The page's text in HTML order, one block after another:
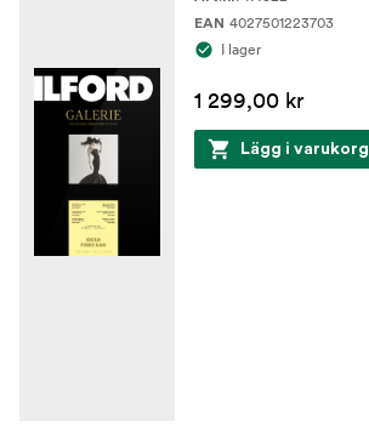
EAN 4027501223703
I lager
1 299,00 kr
Lägg i varukorg